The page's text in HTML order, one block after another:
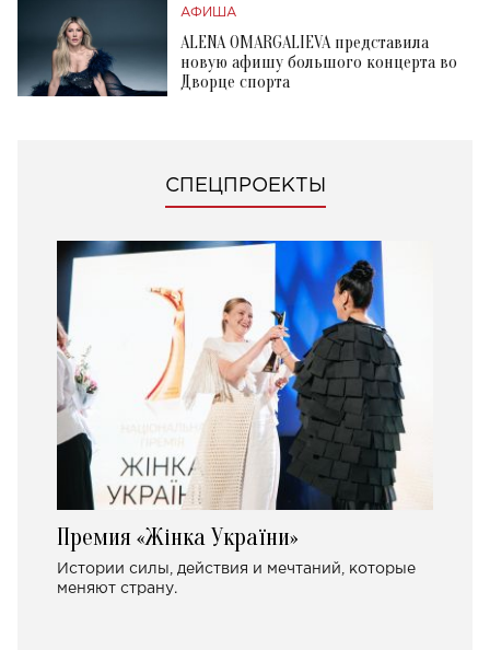
АФИША
ALENA OMARGALIEVA представила
новую афишу большого концерта во
Дворце спорта
СПЕЦПРОЕКТЫ
Премия «Жінка України»
Истории силы, действия и мечтаний, которые
меняют страну.